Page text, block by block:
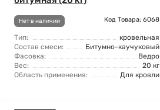
Нет в наличии Код Товара: 6068
Тип:
кровельная
Состав смеси:
Битумно-каучуковый
Фасовка:
Ведро
Вес:
20 кг
Область применения:
Для кровли